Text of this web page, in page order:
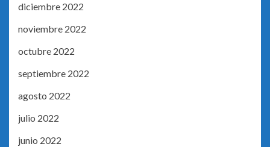
diciembre 2022
noviembre 2022
octubre 2022
septiembre 2022
agosto 2022
julio 2022
junio 2022